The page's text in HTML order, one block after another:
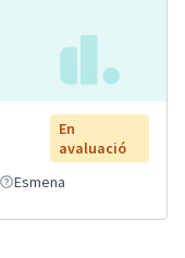
En
avaluació
Esmena